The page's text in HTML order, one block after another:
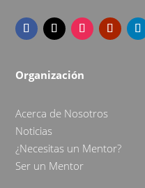
Organización
Acerca de Nosotros
Noticias
¿Necesitas un Mentor?
Ser un Mentor